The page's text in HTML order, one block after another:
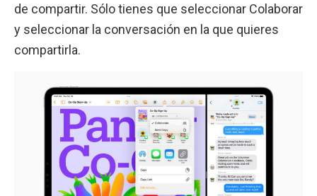
de compartir. Sólo tienes que seleccionar Colaborar
y seleccionar la conversación en la que quieres
compartirla.